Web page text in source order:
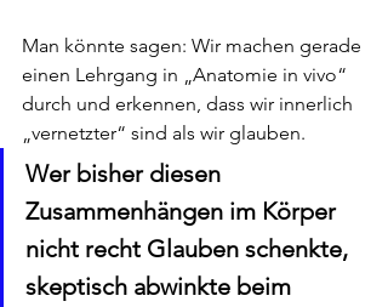
Man könnte sagen: Wir machen gerade
einen Lehrgang in „Anatomie in vivo“
durch und erkennen, dass wir innerlich
„vernetzter“ sind als wir glauben.
Wer bisher diesen
Zusammenhängen im Körper
nicht recht Glauben schenkte,
skeptisch abwinkte beim